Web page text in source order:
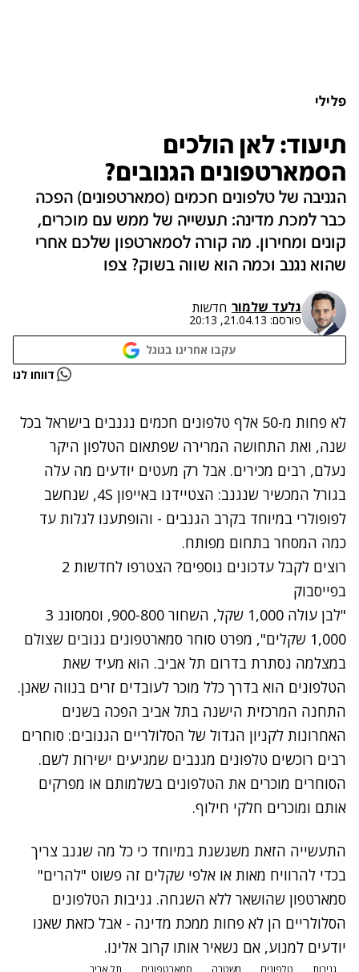
פלילי
תיעוד: לאן הולכים
הסמארטפונים הגנובים?
הגניבה של טלפונים חכמים (סמארטפונים) הפכה
כבר למכת מדינה: תעשייה של ממש עם מוכרים,
קונים ומחירון. מה קורה לסמארטפון שלכם אחרי
שהוא נגנב וכמה הוא שווה בשוק? צפו
גלעד שלמור חדשות
פורסם: 21.04.13, 20:13
עקבו אחרינו בגוגל
נתקלנו בבעיה דווחו לנו
לא פחות מ-50 אלף טלפונים חכמים נגנבים בישראל בכל
שנה, ואת התחושה המרירה שפתאום הטלפון היקר
נעלם, רבים מכירים. אבל רק מעטים יודעים מה עלה
בגורל המכשיר שנגנב: הצטיידנו באייפון 4S, שנחשב
לפופולרי במיוחד בקרב הגנבים - והופתענו לגלות עד
כמה המסחר בתחום מפותח.
רוצים לקבל עדכונים נוספים? הצטרפו לחדשות 2
בפייסבוק
"לבן עולה 1,000 שקל, השחור 900-800, וסמסונג 3
1,000 שקלים", מפרט סוחר סמארטפונים גנובים שצולם
במצלמה נסתרת בדרום תל אביב. הוא מעיד שאת
הטלפונים הוא בדרך כלל מוכר לעובדים זרים בנווה שאנן.
התחנה המרכזית הישנה בתל אביב הפכה בשנים
האחרונות לקניון הגדול של הסלולריים הגנובים: סוחרים
רבים רוכשים טלפונים מגנבים שמגיעים ישירות לשם.
הסוחרים מוכרים את הטלפונים בשלמותם או מפרקים
אותם ומוכרים חלקי חילוף.
התעשייה הזאת משגשגת במיוחד כי כל מה שגנב צריך
בכדי להרוויח מאות או אלפי שקלים זה פשוט "להרים"
סמארטפון שהושאר ללא השגחה. גניבות הטלפונים
הסלולריים הן לא פחות ממכת מדינה - אבל כזאת שאנו
יודעים למנוע, אם נשאיר אותו קרוב אלינו.
גניבות טלפונים משטרה סמארטפונים תל אביב